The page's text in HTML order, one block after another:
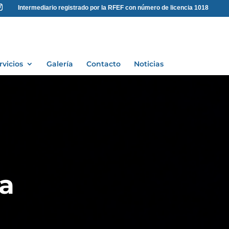
Intermediario registrado por la RFEF con número de licencia 1018
Galería Contacto Noticias